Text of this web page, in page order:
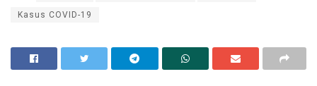
Kasus COVID-19